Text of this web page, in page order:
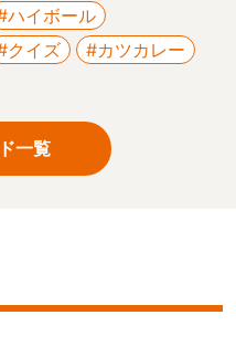
ハイボール
クイズ
#カツカレー
一覧